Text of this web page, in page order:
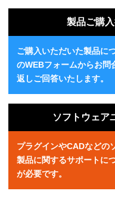
製品ご購
ご購入いただいた製品に
のWEBフォームからお問
返しご回答いたします。
ソフトウェア
プラグインやCADなどの
製品に関するサポートに
が必要です。